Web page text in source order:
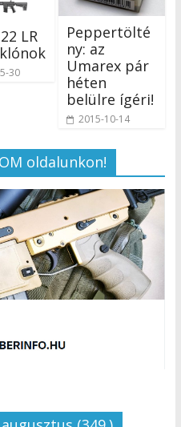
LR
30
Peppertölté
ny: az
Umarex pár
héten
belülre ígéri!
2015-10-14
oldalunkon!